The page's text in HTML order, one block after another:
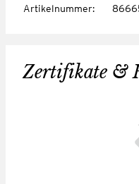
Artikelnummer:
Zertifikate &